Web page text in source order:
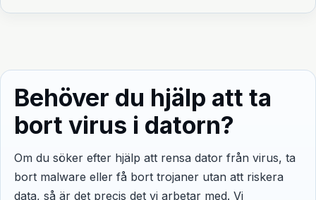
Behöver du hjälp att ta
bort virus i datorn?
Om du söker efter hjälp att rensa dator från virus, ta
bort malware eller få bort trojaner utan att riskera
data, så är det precis det vi arbetar med. Vi